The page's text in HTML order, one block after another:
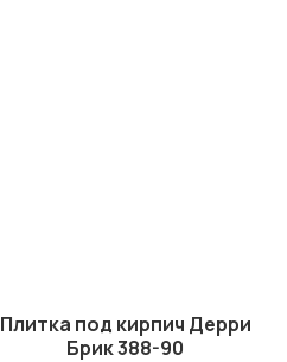
Плитка под кирпич Дерри
Брик 388-90